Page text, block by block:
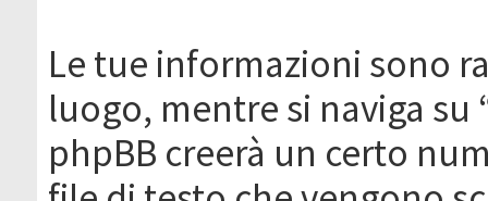
Le tue informazioni sono
luogo, mentre si naviga su
phpBB creerà un certo